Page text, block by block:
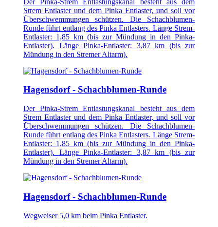
Strem Entlaster und dem Pinka Entlaster, und soll vor
Überschwemmungen schützen. Die Schachblumen-
Runde führt entlang des Pinka Entlasters. Länge Strem-
Entlaster: 1,85 km (bis zur Mündung in den Pinka-
Entlaster). Länge Pinka-Entlaster: 3,87 km (bis zur
Mündung in den Stremer Altarm).
Hagensdorf - Schachblumen-Runde
Der Pinka-Strem Entlastungskanal besteht aus dem
Strem Entlaster und dem Pinka Entlaster, und soll vor
Überschwemmungen schützen. Die Schachblumen-
Runde führt entlang des Pinka Entlasters. Länge Strem-
Entlaster: 1,85 km (bis zur Mündung in den Pinka-
Entlaster). Länge Pinka-Entlaster: 3,87 km (bis zur
Mündung in den Stremer Altarm).
Hagensdorf - Schachblumen-Runde
Wegweiser 5,0 km beim Pinka Entlaster.